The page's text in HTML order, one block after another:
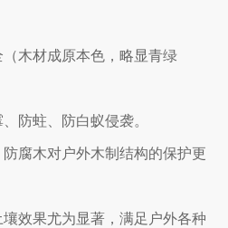
木材成原本色，略显青绿
防蛀、防白蚁侵袭。
腐木对户外木制结构的保护更
效果尤为显著，满足户外各种